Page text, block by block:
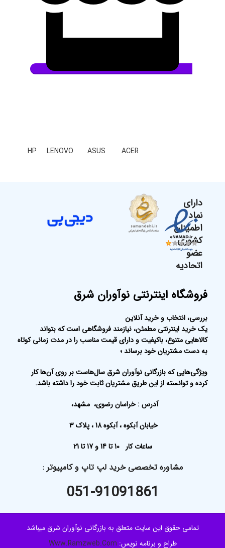
HP LENOVO ASUS ACER
دارای
نماد
اطمینان
کشوری
عضو
اتحادیه
فروشگاه اینترنتی نوآوران شرق
بررسی، انتخاب و خرید آنلاین
یک خرید اینترنتی مطمئن، نیازمند فروشگاهی است که بتواند
کالاهایی متنوع، باکیفیت و دارای قیمت مناسب را در مدت زمانی کوتاه
به دست مشتریان خود برساند ؛
ویژگی‌هایی که بازرگانی نوآوران شرق سال‌هاست بر روی آن‌ها کار
کرده و توانسته از این طریق مشتریان ثابت خود را داشته باشد.
آدرس : خراسان رضوی، مشهد،
خیابان آبکوه ، آبکوه 18 ، پلاک 3
ساعات کار 10 تا 14 و 17 تا 21
مشاوره تخصصی خرید لپ تاپ و کامپیوتر :
051-91091861
تمامی حقوق این سایت متعلق به بازرگانی نوآوران شرق میباشد
طراح و برنامه نویس: Www.Ramzweb.Com